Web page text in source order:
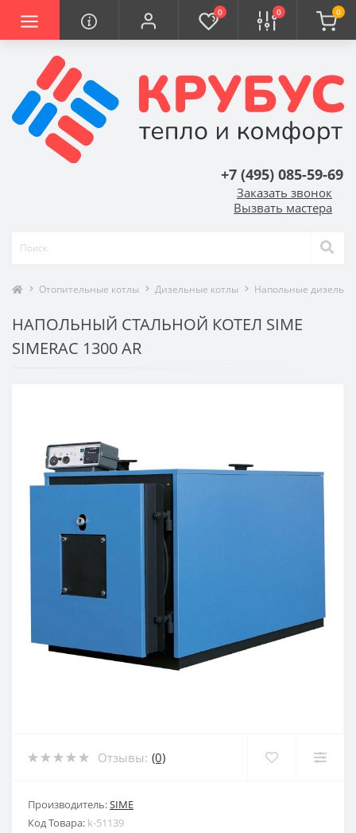
0 0 0
+7 (495) 085-59-69
Заказать звонок
Вызвать мастера
Отопительные котлы Дизельные котлы Напольные
НАПОЛЬНЫЙ СТАЛЬНОЙ КОТЕЛ SIME
SIMERAC 1300 AR
Отзывы: (0)
Производитель:SIME
Код Товара: k-51139